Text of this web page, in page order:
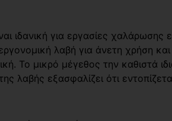
ιδανική για εργασίες χαλάρωσης
λαβή για άνετη χρήση
Το μικρό μέγεθος την καθιστά
λαβής εξασφαλίζει ότι